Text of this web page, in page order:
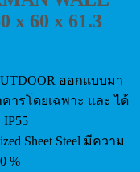
x 60 x 61.3
ออกแบบมา
ารโดยเฉพาะ และ ได้
Sheet Steel มีความ
%